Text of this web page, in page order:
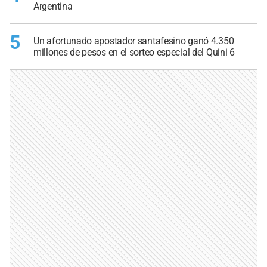
Argentina
5
Un afortunado apostador santafesino ganó 4.350
millones de pesos en el sorteo especial del Quini 6